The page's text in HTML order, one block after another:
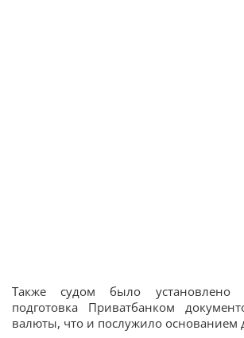
Также судом было установлено
подготовка Приватбанком
валюты, что и послужило основанием